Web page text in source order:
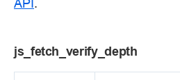
API.
js_fetch_verify_depth